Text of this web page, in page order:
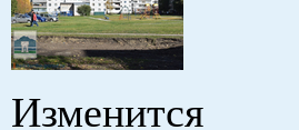
Изменится